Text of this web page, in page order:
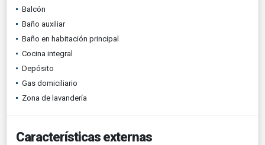
Balcón
Baño auxiliar
Baño en habitación principal
Cocina integral
Depósito
Gas domiciliario
Zona de lavandería
Características externas